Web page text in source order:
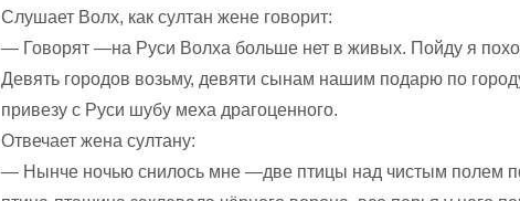
Слушает Волх, как султан жене говорит:
— Говорят —на Руси Волха больше нет в живых. Пойду я
Девять городов возьму, девяти сынам нашим подарю по
привезу с Руси шубу меха драгоценного.
Отвечает жена султану:
— Нынче ночью снилось мне —две птицы над чистым полем